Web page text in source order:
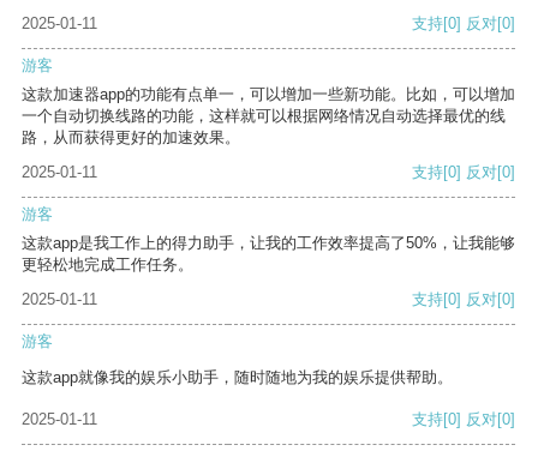
2025-01-11
支持[0] 反对[0]
游客
这款加速器app的功能有点单一，可以增加一些新功能。比如，可以增加
一个自动切换线路的功能，这样就可以根据网络情况自动选择最优的线
路，从而获得更好的加速效果。
2025-01-11
支持[0] 反对[0]
游客
这款app是我工作上的得力助手，让我的工作效率提高了50%，让我能够
更轻松地完成工作任务。
2025-01-11
支持[0] 反对[0]
游客
这款app就像我的娱乐小助手，随时随地为我的娱乐提供帮助。
2025-01-11 支持[0] 反对[0]